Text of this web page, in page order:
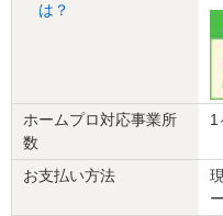
建物のタイプ
浴室・ユニット
築年数
： 21〜25年
工事完了日
： 2026年4月18日
『満足のいく仕上がり
は？
ホームプロ対応事業所
数
1
お支払い方法